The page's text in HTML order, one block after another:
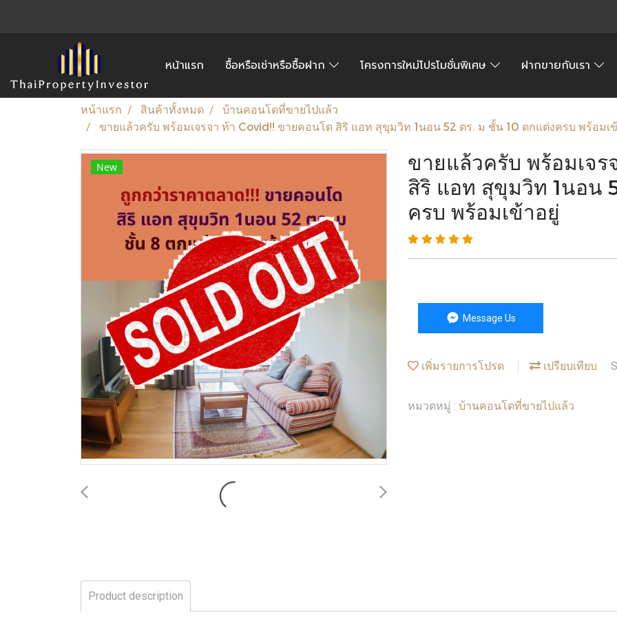
หน้าแรก ซื้อหรือเช่าหรือซื้อฝาก โครงการใหม่โปรโมชั่นพิเศษ ฝากขายกับเรา
หน้าแรก สินค้าทั้งหมด
บ้านคอนโดที่ขายไปแล้ว
ขายแล้วครับ พร้อมเจรจา ท้า Covid!! ขายคอนโด สิริ แอท สุขุมวิท 1นอน 52 ตร. ม ชั้น 10 ตกแต่งครบ พร้อมเ
New
ขายแล้วครับ พร้อมเจ
สิริ แอท สุขุมวิท 1นอน
ครบ พร้อมเข้าอยู่
Message Us
เพิ่มรายการโปรด เปรียบเทียบ
หมวดหมู่ : บ้านคอนโดที่ขายไปแล้ว
Product description